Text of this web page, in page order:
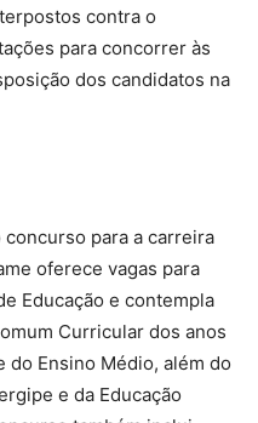
contra o
para concorrer às
dos candidatos na
concurso para a carreira
oferece vagas para
Educação e contempla
Curricular dos anos
do Ensino Médio, além do
e da Educação